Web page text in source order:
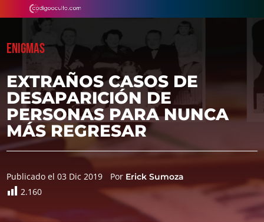
ENIGMAS
EXTRAÑOS CASOS DE
DESAPARICIÓN DE
PERSONAS PARA NUNCA
MÁS REGRESAR
Publicado el 03 Dic 2019 Por Erick Sumoza
2.160